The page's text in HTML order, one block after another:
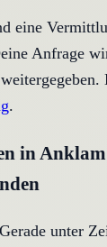
eine
Anfrage
.
in
unter